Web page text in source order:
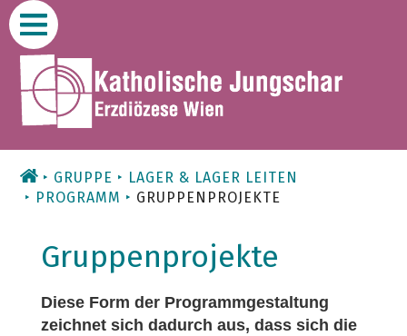
Zum
Inhalt
GRUPPE
LAGER & LAGER LEITEN
PROGRAMM
GRUPPENPROJEKTE
Gruppenprojekte
Diese Form der Programmgestaltung
zeichnet sich dadurch aus, dass sich die